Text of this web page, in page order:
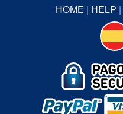
HOME
HELP